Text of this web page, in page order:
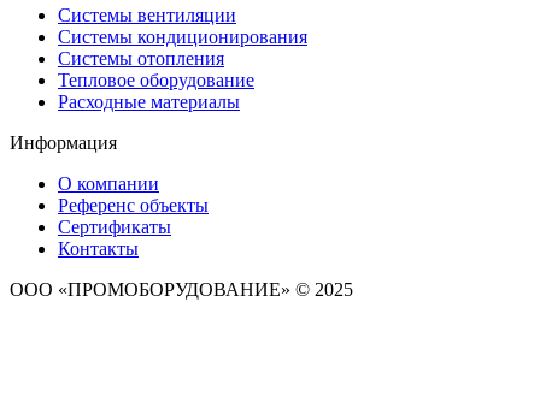
Системы вентиляции
Системы кондиционирования
Системы отопления
Тепловое оборудование
Расходные материалы
Информация
О компании
Референс объекты
Сертификаты
Контакты
ООО «ПРОМОБОРУДОВАНИЕ» © 2025